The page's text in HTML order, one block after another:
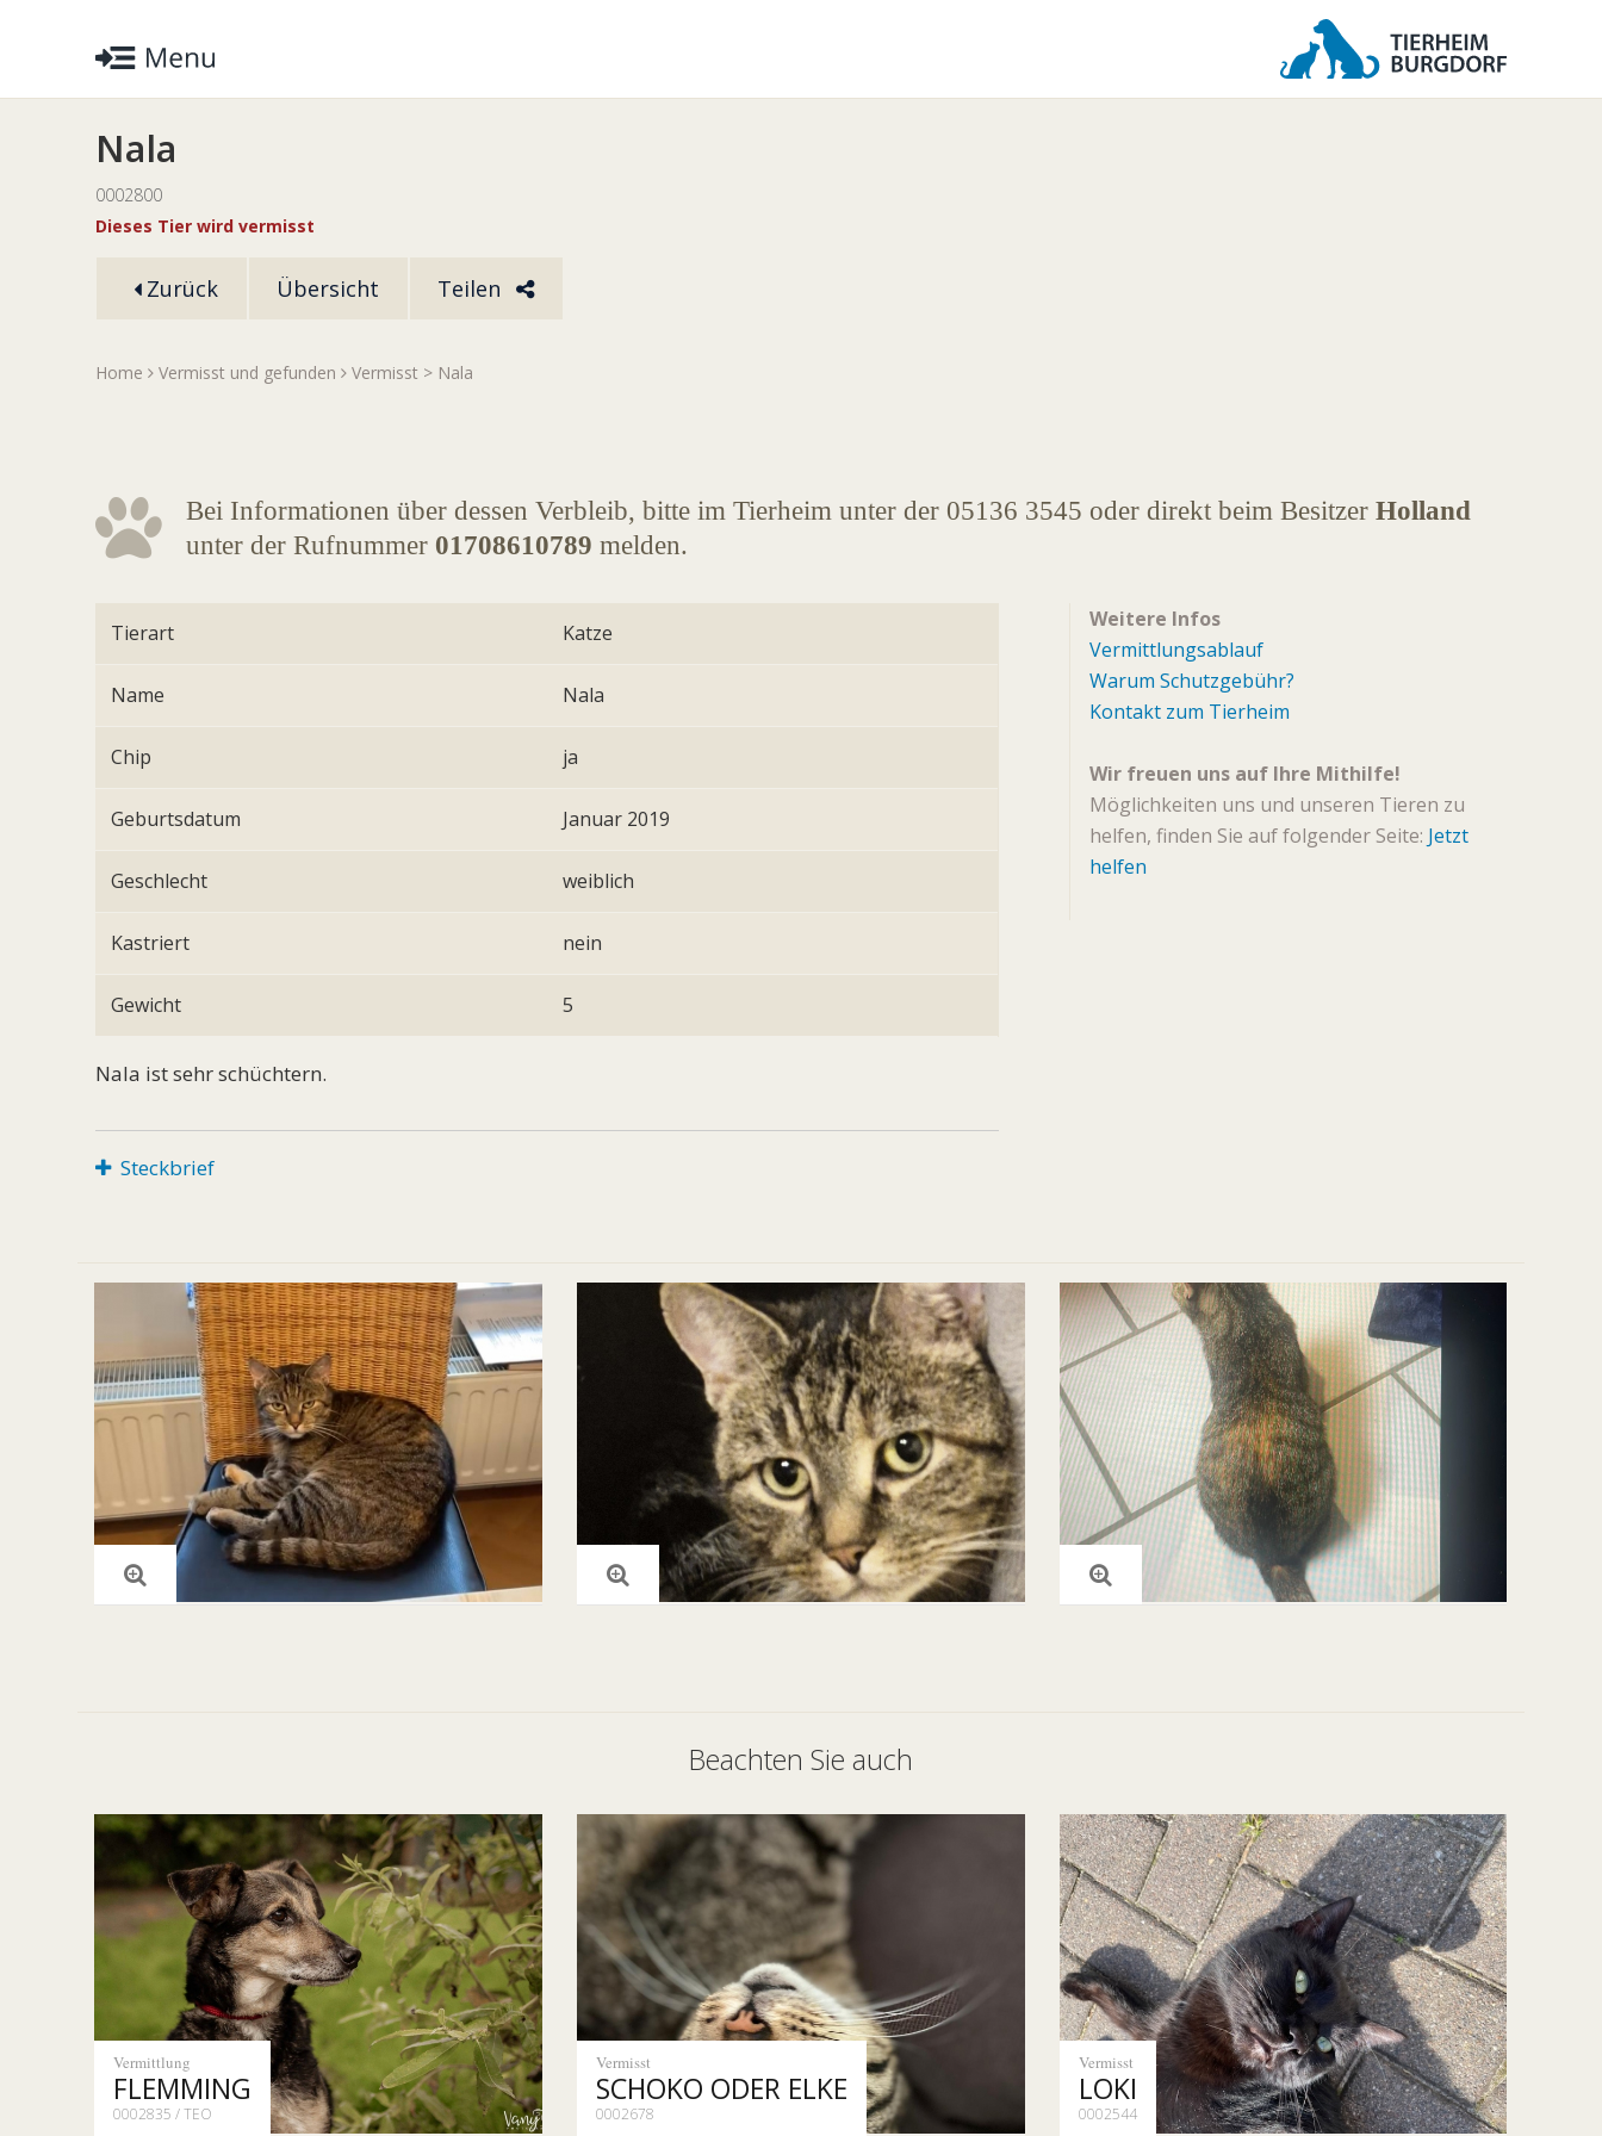
Nala
0002800
Dieses Tier wird vermisst
Zurück Übersicht Teilen
Home Vermisst und gefunden Vermisst > Nala
Bei Informationen über dessen Verbleib, bitte im Tierheim unter der 05136 3545 oder direkt beim Besitzer Holland
unter der Rufnummer 01708610789 melden.
Tierart Katze
Name Nala
Chip ja
Geburtsdatum Januar 2019
Geschlecht weiblich
Kastriert nein
Gewicht 5
Nala ist sehr schüchtern.
Steckbrief
Weitere Infos
Vermittlungsablauf
Warum Schutzgebühr?
Kontakt zum Tierheim
Wir freuen uns auf Ihre Mithilfe!
Möglichkeiten uns und unseren Tieren zu
helfen, finden Sie auf folgender Seite: Jetzt
helfen
Beachten Sie auch
Vermittlung
FLEMMING
0002835 / TEO
Vermisst
SCHOKO ODER ELKE
0002678
Vermisst
LOKI
0002544